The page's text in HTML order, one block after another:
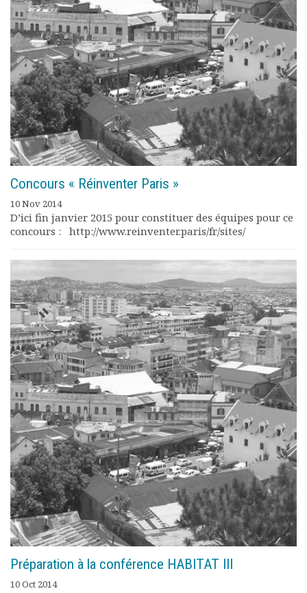
Concours « Réinventer Paris »
10 Nov 2014
D’ici fin janvier 2015 pour constituer des équipes pour ce
concours : http://www.reinventer.paris/fr/sites/
Préparation à la conférence HABITAT III
10 Oct 2014